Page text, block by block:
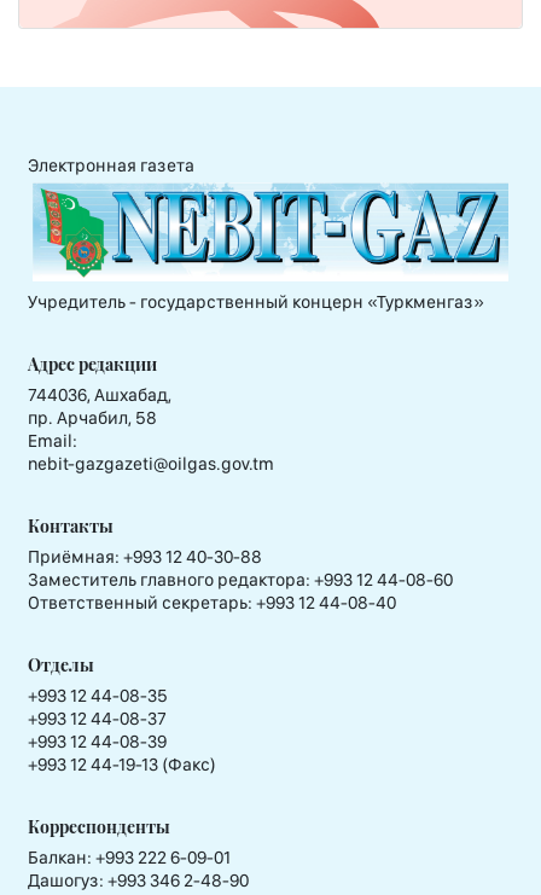
Электронная газета
Учредитель - государственный концерн «Туркменгаз»
Адрес редакции
744036, Ашхабад,
пр. Арчабил, 58
Email:
nebit-gazgazeti@oilgas.gov.tm
Контакты
Приёмная: +993 12 40-30-88
Заместитель главного редактора: +993 12 44-08-60
Ответственный секретарь: +993 12 44-08-40
Отделы
+993 12 44-08-35
+993 12 44-08-37
+993 12 44-08-39
+993 12 44-19-13 (Факс)
Корреспонденты
Балкан: +993 222 6-09-01
Дашогуз: +993 346 2-48-90